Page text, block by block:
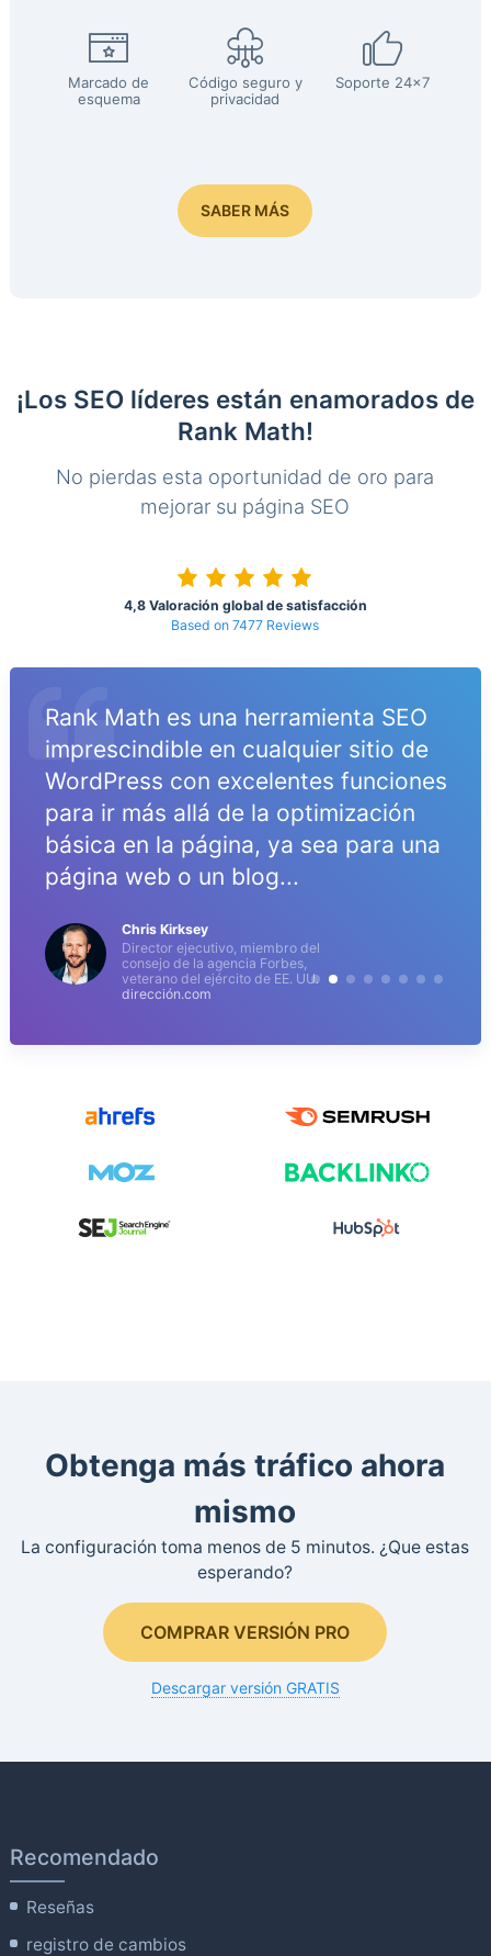
Marcado de
esquema
Código seguro y
privacidad
Soporte 24x7
SABER MÁS
¡Los SEO líderes están enamorados de
Rank Math!
No pierdas esta oportunidad de oro para
mejorar su página SEO
4,8 Valoración global de satisfacción
Based on 7477 Reviews
Rank Math es una herramienta SEO
imprescindible en cualquier sitio de
WordPress con excelentes funciones
para ir más allá de la optimización
básica en la página, ya sea para una
página web o un blog...
Chris Kirksey
Director ejecutivo, miembro del
consejo de la agencia Forbes,
veterano del ejército de EE. UU.
dirección.com
Obtenga más tráfico ahora
mismo
La configuración toma menos de 5 minutos. ¿Que estas
esperando?
COMPRAR VERSIÓN PRO
Descargar versión GRATIS
Recomendado
Reseñas
registro de cambios